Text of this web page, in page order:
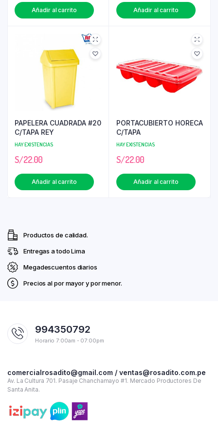
Añadir al carrito Añadir al carrito
PAPELERA CUADRADA #20
C/TAPA REY
HAY EXISTENCIAS
S/22.00
Añadir al carrito
PORTACUBIERTO HORECA
C/TAPA
HAY EXISTENCIAS
S/22.00
Añadir al carrito
Productos de calidad.
Entregas a todo Lima
Megadescuentos diarios
Precios al por mayor y por menor.
994350792
Horario 7:00am - 07:00pm
comercialrosadito@gmail.com / ventas@rosadito.com.pe
Av. La Cultura 701. Pasaje Chanchamayo #1. Mercado Productores De
Santa Anita.